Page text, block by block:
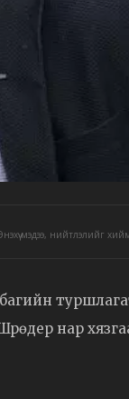
мэдээ, нийтлэлийг
нар